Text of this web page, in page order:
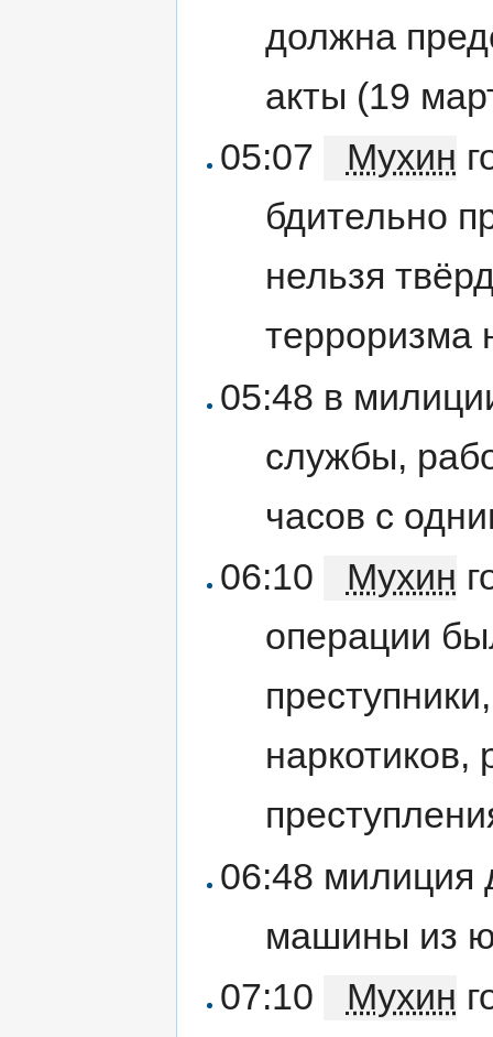
должна
акты (19
05:07
Мухин
бдительно
нельзя
терроризма
05:48 в
службы,
часов с
06:10
Мухин
операции
наркотиков,
06:48 милиция
машины из
07:10
Мухин